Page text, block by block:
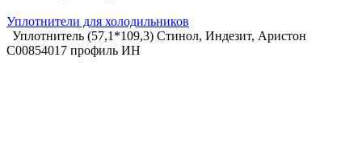
Уплотнители для холодильников
Уплотнитель (57,1*109,3) Стинол, Индезит, Аристон
C00854017 профиль ИН